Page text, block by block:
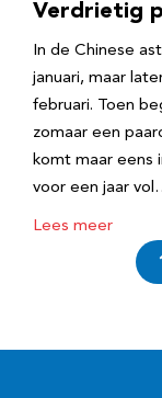
Verdrietig
In de Chinese
januari, maar
februari. Toen
zomaar een
komt maar eens
voor een jaar
Lees meer
1